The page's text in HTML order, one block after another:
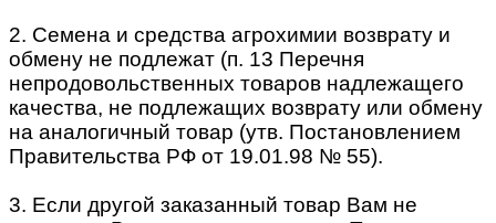
2. Семена и средства агрохимии возврату и
обмену не подлежат (п. 13 Перечня
непродовольственных товаров надлежащего
качества, не подлежащих возврату или обмену
на аналогичный товар (утв. Постановлением
Правительства РФ от 19.01.98 № 55).
3. Если другой заказанный товар Вам не